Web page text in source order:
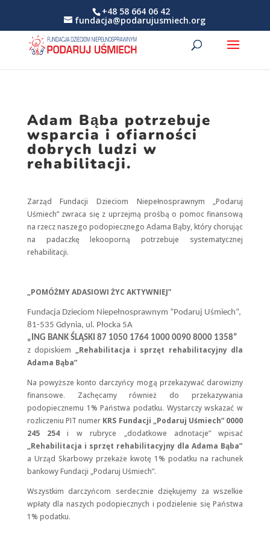
+48 58 664 06 42
fundacja@podarujusmiech.org
Adam Bąba potrzebuje
wsparcia i ofiarności
dobrych ludzi w
rehabilitacji.
Zarząd Fundacji Dzieciom Niepełnosprawnym „Podaruj
Uśmiech” zwraca się z uprzejmą prośbą o pomoc finansową
na rzecz naszego podopiecznego Adama Bąby, który chorując
na padaczkę lekooporną potrzebuje systematycznej
rehabilitacji.
„POMÓŻMY ADASIOWI ŻYC AKTYWNIEJ”
Fundacja Dzieciom Niepełnosprawnym ”Podaruj Uśmiech”,
81-535 Gdynia, ul. Płocka 5A
„ING BANK ŚLĄSKI 87 1050 1764 1000 0090 8000 1358”
z dopiskiem „Rehabilitacja i sprzęt rehabilitacyjny dla
Adama Bąba”
Na powyższe konto darczyńcy mogą przekazywać darowizny
finansowe. Zachęcamy również do przekazywania
podopiecznemu 1% Państwa podatku. Wystarczy wskazać w
rozliczeniu PIT numer KRS Fundacji „Podaruj Uśmiech” 0000
245 254 i w rubryce „dodatkowe adnotacje” wpisać
„Rehabilitacja i sprzęt rehabilitacyjny dla Adama Bąba”
a Urząd Skarbowy przekaże kwotę 1% podatku na rachunek
bankowy Fundacji „Podaruj Uśmiech”.
Wszystkim darczyńcom serdecznie dziękujemy za wszelkie
wpłaty dla naszych podopiecznych i podzielenie się Państwa
1% podatku.
Te pliki cookie
opcjonalne. Są
one potrzebne
do
internetowej.
Statystyka
Abyśmy mogli
poprawić
funkcjonalność
i strukturę
strony
internetowej,
na podstawie
tego, jak strona